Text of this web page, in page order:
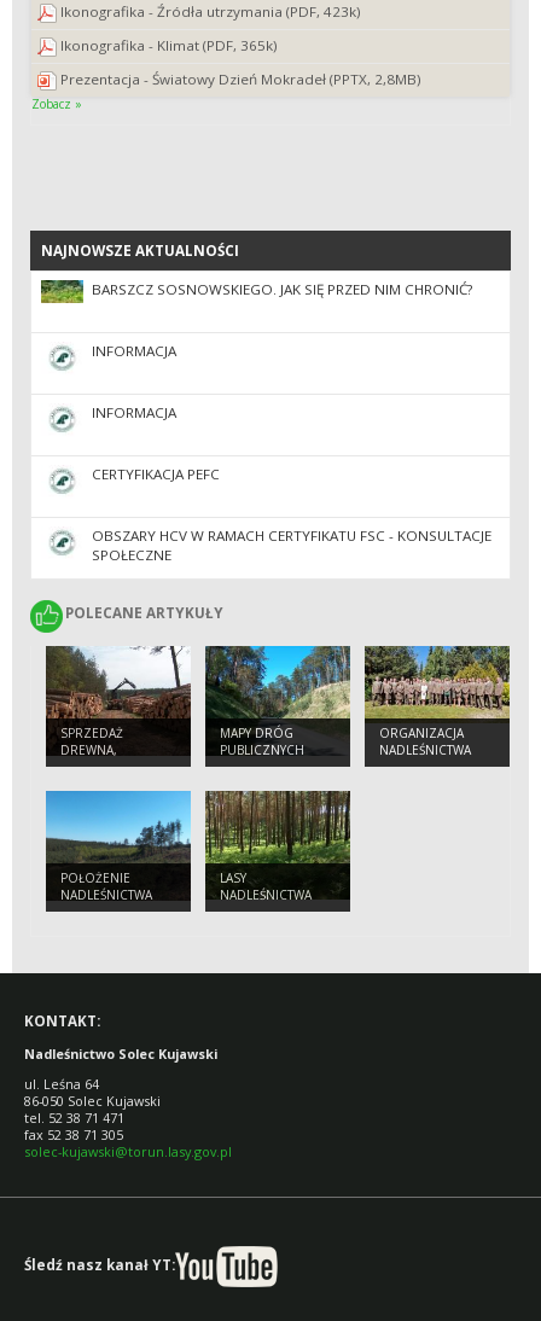
Ikonografika - Źródła utrzymania (PDF, 423k)
Ikonografika - Klimat (PDF, 365k)
Prezentacja - Światowy Dzień Mokradeł (PPTX, 2,8MB)
Zobacz »
NAJNOWSZE AKTUALNOŚCI
NAJNOWSZE AKTUALNOŚCI
BARSZCZ SOSNOWSKIEGO. JAK SIĘ PRZED NIM CHRONIĆ?
INFORMACJA
INFORMACJA
CERTYFIKACJA PEFC
OBSZARY HCV W RAMACH CERTYFIKATU FSC - KONSULTACJE
SPOŁECZNE
POLECANE ARTYKUŁY
POLECANE ARTYKUŁY
SPRZEDAŻ
DREWNA,
CHOINEK I
MAPY DRÓG
PUBLICZNYCH
ORGANIZACJA
NADLEŚNICTWA
POŁOŻENIE
NADLEŚNICTWA
LASY
NADLEŚNICTWA
KONTAKT:
Nadleśnictwo Solec Kujawski
ul. Leśna 64
86-050 Solec Kujawski
tel. 52 38 71 471
fax 52 38 71 305
solec-kujawski@torun.lasy.gov.pl
Śledź nasz kanał YT: